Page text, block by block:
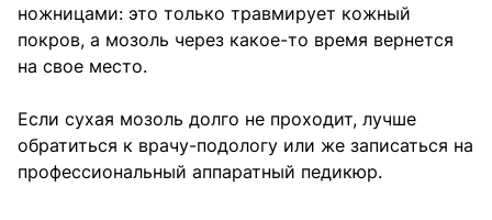
ножницами: это только травмирует кожный
покров, а мозоль через какое-то время вернется
на свое место.
Если сухая мозоль долго не проходит, лучше
обратиться к врачу-подологу или же записаться на
профессиональный аппаратный педикюр.